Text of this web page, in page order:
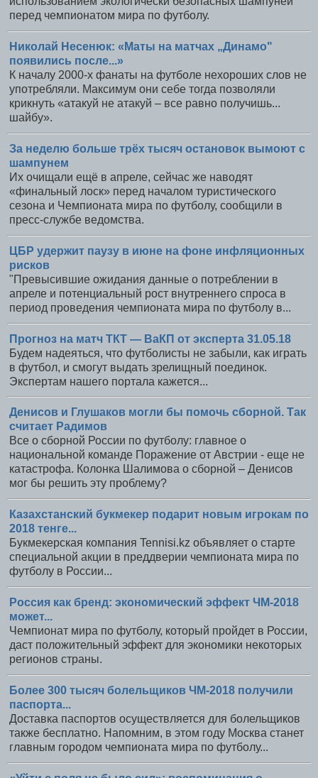
перед чемпионатом мира по футболу.
Николай Несенюк: «Маты на матчах „Динамо"
появились после...»
К началу 2000-х фанаты на футболе нехороших слов не
употребляли. Максимум они себе тогда позволяли
крикнуть «атакуй не атакуй – все равно получишь...
шайбу».
За неделю больше трёх тысяч остановок вымоют с
шампунем
Их очищали ещё в апреле, сейчас же наводят
«финальный лоск» перед началом туристического
сезона и Чемпионата мира по футболу, сообщили в
пресс-службе ведомства.
ЦБР удержит паузу в июне на фоне инфляционных
рисков
"Превысившие ожидания данные о потреблении в
апреле и потенциальный рост внутреннего спроса в
период проведения чемпионата мира по футболу в...
Прогноз на матч ТКТ — ВаКП от эксперта 31.05.18
Будем надеяться, что футболисты не забыли, как играть
в футбол, и смогут выдать зрелищный поединок.
Экспертам нашего портала кажется...
Денисов и Глушаков могли бы помочь сборной. Так
считает Радимов
Все о сборной России по футболу: главное о
национальной команде Поражение от Австрии - еще не
катастрофа. Колонка Шалимова о сборной – Денисов
мог бы решить эту проблему?
Казахстанский букмекер подарит новым игрокам по
2018 тенге...
Букмекерская компания Tennisi.kz объявляет о старте
специальной акции в преддверии чемпионата мира по
футболу в России...
Россия как бренд: экономический эффект ЧМ-2018
может...
Чемпионат мира по футболу, который пройдет в России,
даст положительный эффект для экономики некоторых
регионов страны.
Более 300 тысяч болельщиков ЧМ-2018 получили
паспорта...
Доставка паспортов осуществляется для болельщиков
также бесплатно. Напомним, в этом году Москва станет
главным городом чемпионата мира по футболу...